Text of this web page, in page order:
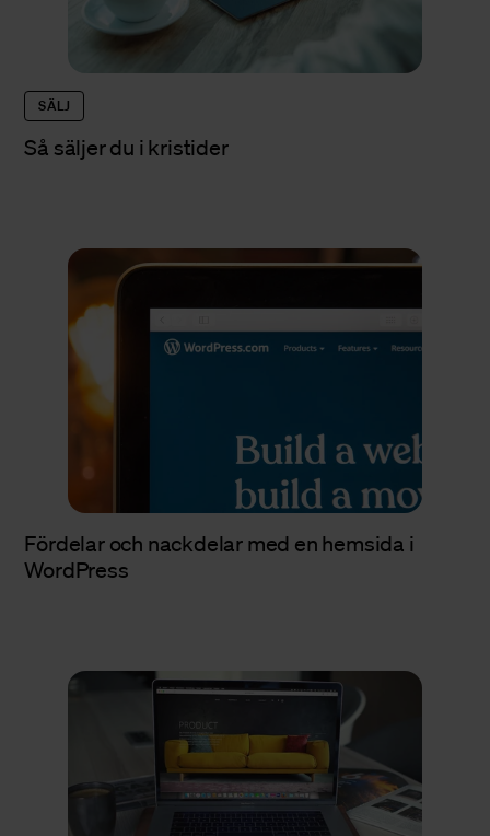
SÄLJ
Så säljer du i kristider
Fördelar och nackdelar med en hemsida i
WordPress